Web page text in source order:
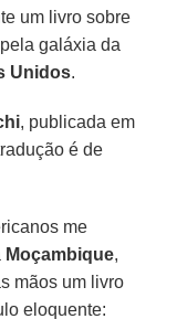
um livro sobre
galáxia da
Unidos.
, publicada em
é de
me
Moçambique,
mãos um livro
eloquente: